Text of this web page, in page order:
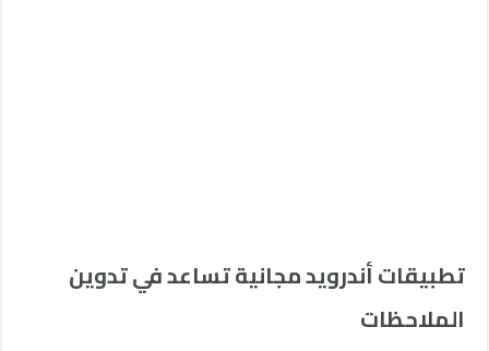
تطبيقات أندرويد مجانية تساعد في تدوين
الملاحظات